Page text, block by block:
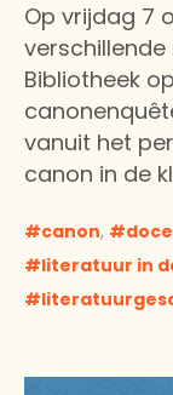
Op vrijdag 7
verschillende
Bibliotheek
vanuit het
canon in de
canon,
literatuur in